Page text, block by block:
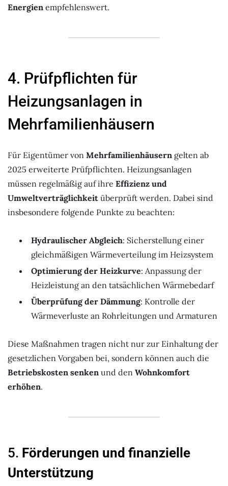
Energien empfehlenswert.
4. Prüfpflichten für
Heizungsanlagen in
Mehrfamilienhäusern
Für Eigentümer von Mehrfamilienhäusern gelten ab
2025 erweiterte Prüfpflichten. Heizungsanlagen
müssen regelmäßig auf ihre Effizienz und
Umweltverträglichkeit überprüft werden. Dabei sind
insbesondere folgende Punkte zu beachten:
Hydraulischer Abgleich: Sicherstellung einer
gleichmäßigen Wärmeverteilung im Heizsystem
Optimierung der Heizkurve: Anpassung der
Heizleistung an den tatsächlichen Wärmebedarf
Überprüfung der Dämmung: Kontrolle der
Wärmeverluste an Rohrleitungen und Armaturen
Diese Maßnahmen tragen nicht nur zur Einhaltung der
gesetzlichen Vorgaben bei, sondern können auch die
Betriebskosten senken und den Wohnkomfort
erhöhen.
5. Förderungen und finanzielle
Unterstützung